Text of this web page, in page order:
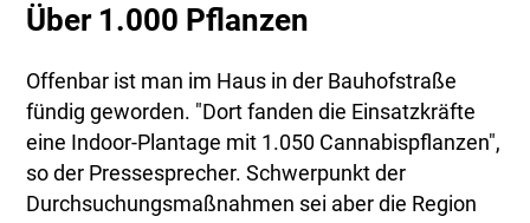
Über 1.000 Pflanzen
Offenbar ist man im Haus in der Bauhofstraße
fündig geworden. "Dort fanden die Einsatzkräfte
eine Indoor-Plantage mit 1.050 Cannabispflanzen",
so der Pressesprecher. Schwerpunkt der
Durchsuchungsmaßnahmen sei aber die Region